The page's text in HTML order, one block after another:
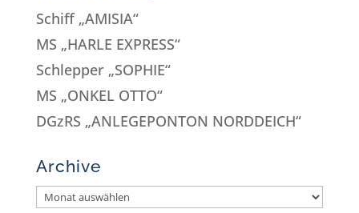
Schiff „AMISIA“
MS „HARLE EXPRESS“
Schlepper „SOPHIE“
MS „ONKEL OTTO“
DGzRS „ANLEGEPONTON NORDDEICH“
Archive